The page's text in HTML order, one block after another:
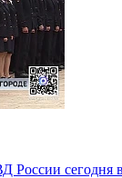
России сегодня